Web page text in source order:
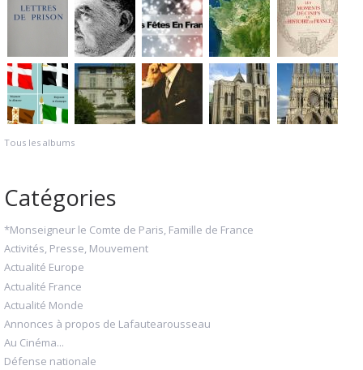
Tous les albums
Catégories
*Monseigneur le Comte de Paris, Famille de France
Activités, Presse, Mouvement
Actualité Europe
Actualité France
Actualité Monde
Annonces à propos de Lafautearousseau
Au Cinéma...
Défense nationale